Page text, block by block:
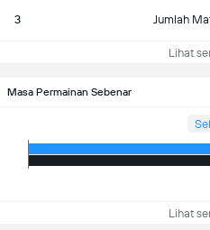
3 Jumlah
Lihat
Masa Permainan Sebenar
Lihat